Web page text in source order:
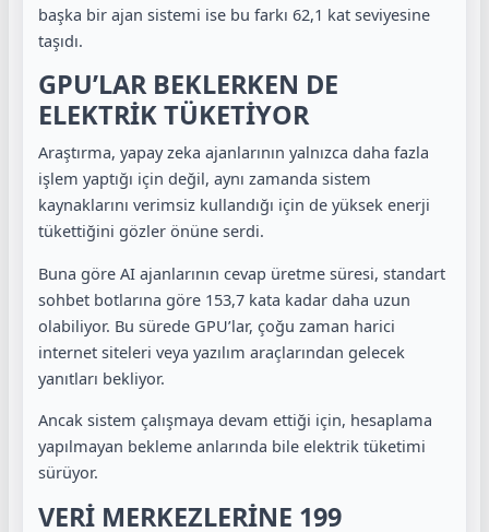
başka bir ajan sistemi ise bu farkı 62,1 kat seviyesine
taşıdı.
GPU’LAR BEKLERKEN DE
ELEKTRİK TÜKETİYOR
Araştırma, yapay zeka ajanlarının yalnızca daha fazla
işlem yaptığı için değil, aynı zamanda sistem
kaynaklarını verimsiz kullandığı için de yüksek enerji
tükettiğini gözler önüne serdi.
Buna göre AI ajanlarının cevap üretme süresi, standart
sohbet botlarına göre 153,7 kata kadar daha uzun
olabiliyor. Bu sürede GPU’lar, çoğu zaman harici
internet siteleri veya yazılım araçlarından gelecek
yanıtları bekliyor.
Ancak sistem çalışmaya devam ettiği için, hesaplama
yapılmayan bekleme anlarında bile elektrik tüketimi
sürüyor.
VERİ MERKEZLERİNE 199